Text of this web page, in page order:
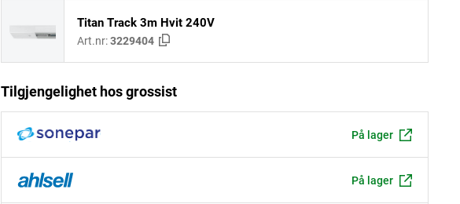
Titan Track 3m Hvit 240V
Art.nr:3229404
Tilgjengelighet hos grossist
På lager
På lager